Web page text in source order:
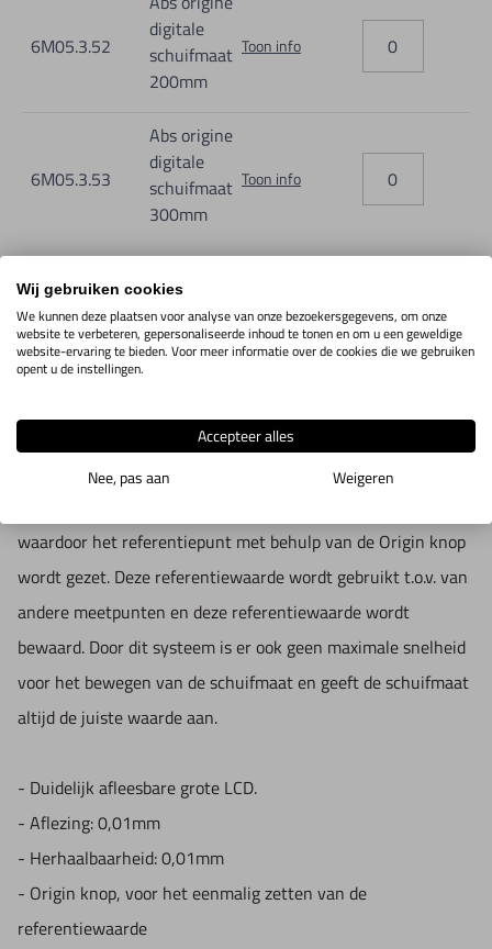
- mm/Inch omschakelbaar.
- Geen maximale snelheid door nieuw meetsysteem.
- CR1632, 3V Lithium, een meer milieuvriendelijke batterij.
- Energiesparende chipset voor een langere levensduur van
- Nieuw electrostatische kapaziteit meetsysteem met
6M05.3.52
digitale
schuifmaat
200mm
Toon info
6M05.3.53
Abs origine
digitale
schuifmaat
300mm
Toon info
IN WINKELWAGEN
Nieuwe moderne schuifmaat van Hogetex met Absolute
waardoor het referentiepunt met behulp van de Origin knop
wordt gezet. Deze referentiewaarde wordt gebruikt t.o.v. van
andere meetpunten en deze referentiewaarde wordt
bewaard. Door dit systeem is er ook geen maximale snelheid
voor het bewegen van de schuifmaat en geeft de schuifmaat
altijd de juiste waarde aan.
- Duidelijk afleesbare grote LCD.
- Aflezing: 0,01mm
- Herhaalbaarheid: 0,01mm
- Origin knop, voor het eenmalig zetten van de
referentiewaarde
Wij gebruiken cookies
We kunnen deze plaatsen voor analyse van onze bezoekersgegevens, om onze
website te verbeteren, gepersonaliseerde inhoud te tonen en om u een geweldige
website-ervaring te bieden. Voor meer informatie over de cookies die we gebruiken
opent u de instellingen.
Accepteer alles
Nee, pas aan
Weigeren